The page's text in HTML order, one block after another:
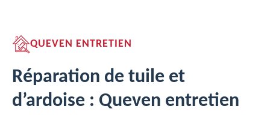
QUEVEN ENTRETIEN
Réparation de tuile et
d’ardoise : Queven entretien